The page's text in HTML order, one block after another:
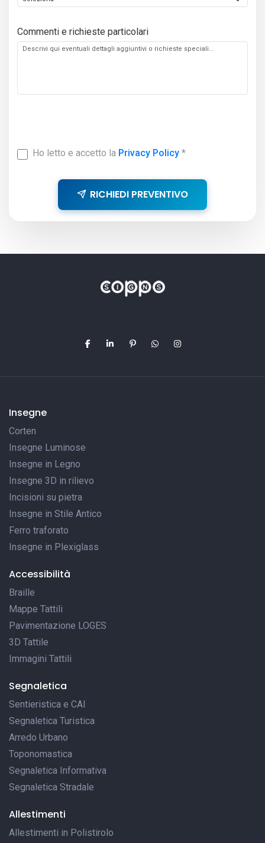
Commenti e richieste particolari
Ho letto e accetto la Privacy Policy*
RICHIEDI PREVENTIVO
Insegne
Corten
Insegne Luminose
Insegne in Legno
Insegne 3D in rilievo
Incisioni su pietra
Insegne in Stile Antico
Ferro traforato
Insegne in Plexiglass
Accessibilità
Braille
Mappe Tattili
Pavimentazione LOGES
3D Tattile
Immagini Tattili
Segnaletica
Sentieristica e CAI
Segnaletica Turistica
Arredo Urbano
Toponomastica
Segnaletica Informativa
Segnaletica Stradale
Allestimenti
Allestimenti in Polistirolo